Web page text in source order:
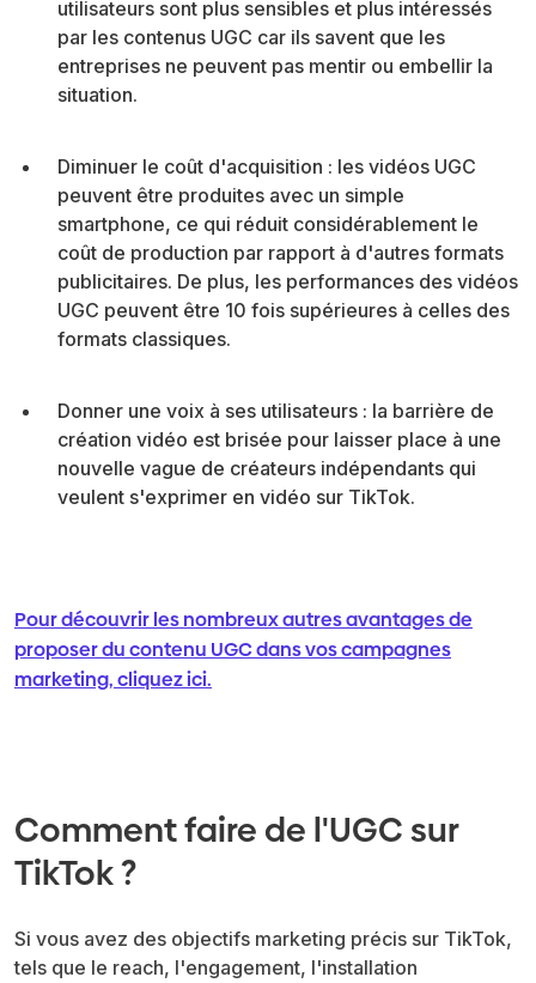
utilisateurs sont plus sensibles et plus intéressés
par les contenus UGC car ils savent que les
entreprises ne peuvent pas mentir ou embellir la
situation.
Diminuer le coût d'acquisition : les vidéos UGC
peuvent être produites avec un simple
smartphone, ce qui réduit considérablement le
coût de production par rapport à d'autres formats
publicitaires. De plus, les performances des vidéos
UGC peuvent être 10 fois supérieures à celles des
formats classiques.
Donner une voix à ses utilisateurs : la barrière de
création vidéo est brisée pour laisser place à une
nouvelle vague de créateurs indépendants qui
veulent s'exprimer en vidéo sur TikTok.
Pour découvrir les nombreux autres avantages de
proposer du contenu UGC dans vos campagnes
marketing, cliquez ici.
Comment faire de l'UGC sur
TikTok ?
Si vous avez des objectifs marketing précis sur TikTok,
tels que le reach, l'engagement, l'installation